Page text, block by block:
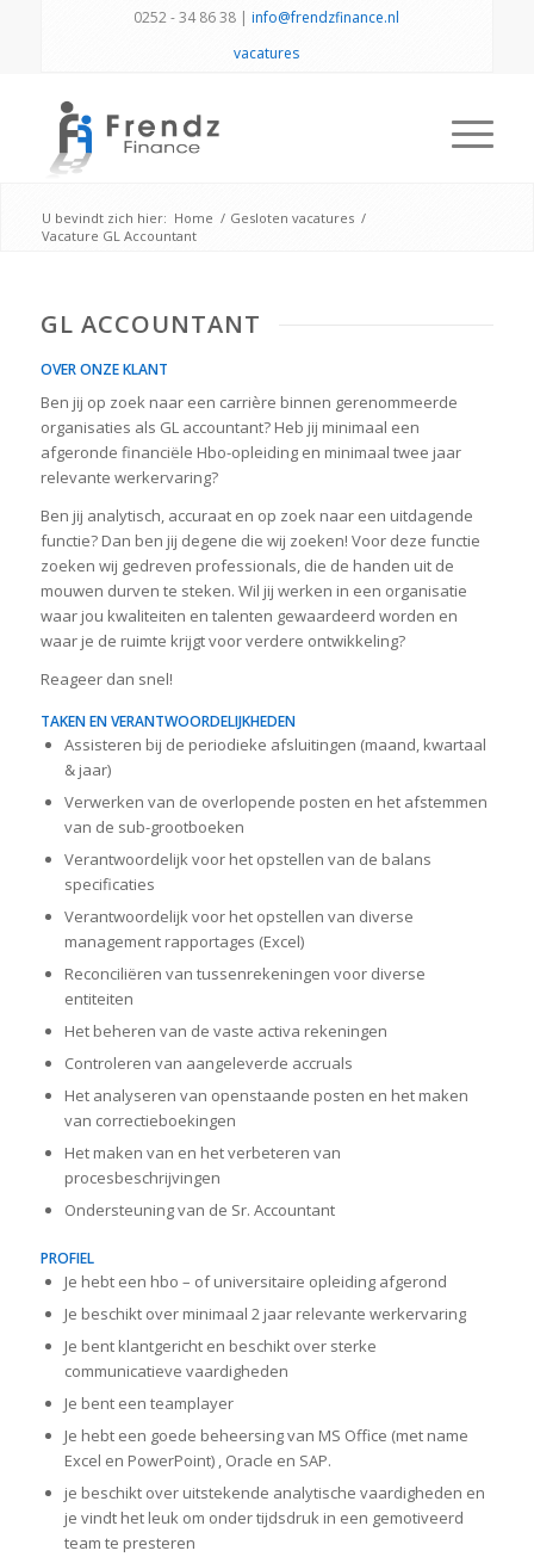
0252 - 34 86 38 |info@frendzfinance.nl
vacatures
U bevindt zich hier: Home / Gesloten vacatures /
Vacature GL Accountant
GL ACCOUNTANT
OVER ONZE KLANT
Ben jij op zoek naar een carrière binnen gerenommeerde
organisaties als GL accountant? Heb jij minimaal een
afgeronde financiële Hbo-opleiding en minimaal twee jaar
relevante werkervaring?
Ben jij analytisch, accuraat en op zoek naar een uitdagende
functie? Dan ben jij degene die wij zoeken! Voor deze functie
zoeken wij gedreven professionals, die de handen uit de
mouwen durven te steken. Wil jij werken in een organisatie
waar jou kwaliteiten en talenten gewaardeerd worden en
waar je de ruimte krijgt voor verdere ontwikkeling?
Reageer dan snel!
TAKEN EN VERANTWOORDELIJKHEDEN
Assisteren bij de periodieke afsluitingen (maand, kwartaal
& jaar)
Verwerken van de overlopende posten en het afstemmen
van de sub-grootboeken
Verantwoordelijk voor het opstellen van de balans
specificaties
Verantwoordelijk voor het opstellen van diverse
management rapportages (Excel)
Reconciliëren van tussenrekeningen voor diverse
entiteiten
Het beheren van de vaste activa rekeningen
Controleren van aangeleverde accruals
Het analyseren van openstaande posten en het maken
van correctieboekingen
Het maken van en het verbeteren van
procesbeschrijvingen
Ondersteuning van de Sr. Accountant
PROFIEL
Je hebt een hbo – of universitaire opleiding afgerond
Je beschikt over minimaal 2 jaar relevante werkervaring
Je bent klantgericht en beschikt over sterke
communicatieve vaardigheden
Je bent een teamplayer
Je hebt een goede beheersing van MS Office (met name
Excel en PowerPoint) , Oracle en SAP.
je beschikt over uitstekende analytische vaardigheden en
je vindt het leuk om onder tijdsdruk in een gemotiveerd
team te presteren